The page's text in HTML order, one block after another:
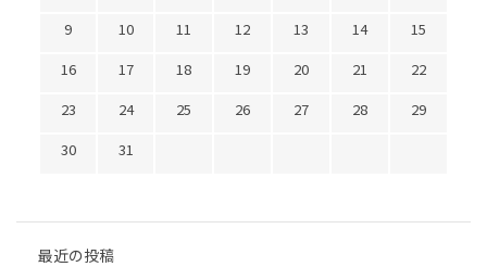
9
10 11 12 13 14
15
16
17 18 19 20 21
22
23
24 25 26 27 28
29
30
31
最近の投稿